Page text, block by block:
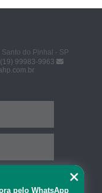
do Pinhal - SP
(19) 99983-9963
pelo WhatsApp